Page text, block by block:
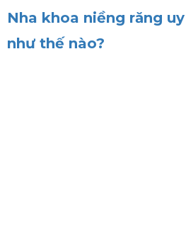
Nha khoa niềng răng
như thế nào?